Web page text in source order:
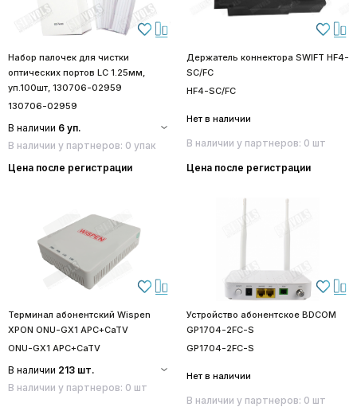
Набор палочек для чистки
оптических портов LC 1.25мм,
уп.100шт, 130706-02959
130706-02959
В наличии 6 уп.
В наличии у партнеров: 0 упак
Цена после регистрации
Держатель коннектора SWIFT HF4-
SC/FC
HF4-SC/FC
Нет в наличии
В наличии у партнеров: 0 шт
Цена после регистрации
Терминал абонентский Wispen
XPON ONU-GX1 APC+CaTV
ONU-GX1 APC+CaTV
В наличии 213 шт.
В наличии у партнеров: 0 шт
Устройство абонентское BDCOM
GP1704-2FC-S
GP1704-2FC-S
Нет в наличии
В наличии у партнеров: 0 шт